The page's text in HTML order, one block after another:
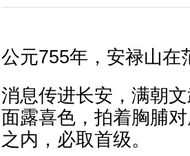
公元755年，安禄山在
消息传进长安，满朝
面露喜色，拍着胸脯
之内，必取首级。